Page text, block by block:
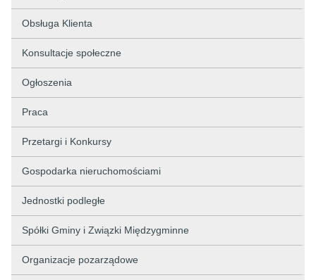
Obsługa Klienta
Konsultacje społeczne
Ogłoszenia
Praca
Przetargi i Konkursy
Gospodarka nieruchomościami
Jednostki podległe
Spółki Gminy i Związki Międzygminne
Organizacje pozarządowe